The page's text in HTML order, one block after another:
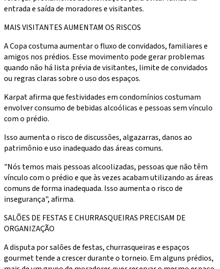
entrada e saída de moradores e visitantes.
MAIS VISITANTES AUMENTAM OS RISCOS
A Copa costuma aumentar o fluxo de convidados, familiares e
amigos nos prédios. Esse movimento pode gerar problemas
quando não há lista prévia de visitantes, limite de convidados
ou regras claras sobre o uso dos espaços.
Karpat afirma que festividades em condomínios costumam
envolver consumo de bebidas alcoólicas e pessoas sem vínculo
com o prédio.
Isso aumenta o risco de discussões, algazarras, danos ao
patrimônio e uso inadequado das áreas comuns.
"Nós temos mais pessoas alcoolizadas, pessoas que não têm
vínculo com o prédio e que às vezes acabam utilizando as áreas
comuns de forma inadequada. Isso aumenta o risco de
insegurança", afirma.
SALÕES DE FESTAS E CHURRASQUEIRAS PRECISAM DE
ORGANIZAÇÃO
A disputa por salões de festas, churrasqueiras e espaços
gourmet tende a crescer durante o torneio. Em alguns prédios,